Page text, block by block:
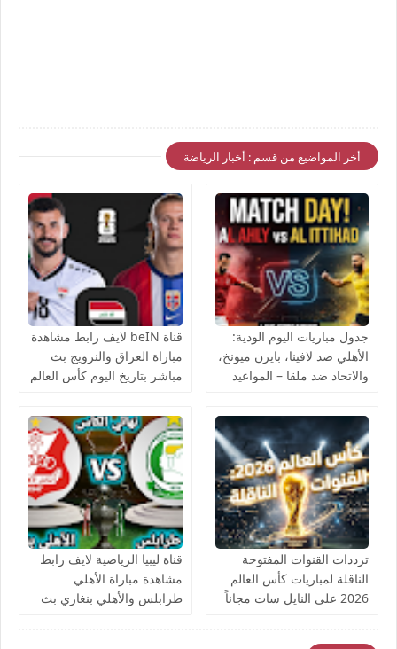
أخر المواضيع من قسم : أخبار الرياضة
جدول مباريات اليوم الودية:
الأهلي ضد لافينا، بايرن ميونخ،
والاتحاد ضد ملقا – المواعيد
قناة beIN لايف رابط مشاهدة
مباراة العراق والنرويج بث
مباشر بتاريخ اليوم كأس العالم
ترددات القنوات المفتوحة
الناقلة لمباريات كأس العالم
2026 على النايل سات مجاناً
قناة ليبيا الرياضية لايف رابط
مشاهدة مباراة الأهلي
طرابلس والأهلي بنغازي بث